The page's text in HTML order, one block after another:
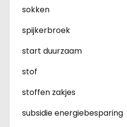
sokken
spijkerbroek
start duurzaam
stof
stoffen zakjes
subsidie energiebesparing